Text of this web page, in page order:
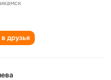
друзья